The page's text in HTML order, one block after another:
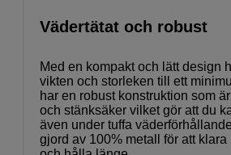
Vädertätat och robust
Med en kompakt och lätt design
vikten och storleken till ett
har en robust konstruktion som
och stänksäker vilket gör att du
även under tuffa
gjord av 100% metall för att